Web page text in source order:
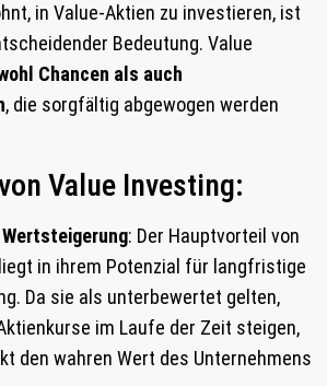
in Value-Aktien zu investieren, ist
Bedeutung. Value
Chancen als auch
, die sorgfältig abgewogen werden
Value Investing:
: Der Hauptvorteil von
in ihrem Potenzial für langfristige
Da sie als unterbewertet gelten,
im Laufe der Zeit steigen,
den wahren Wert des Unternehmens